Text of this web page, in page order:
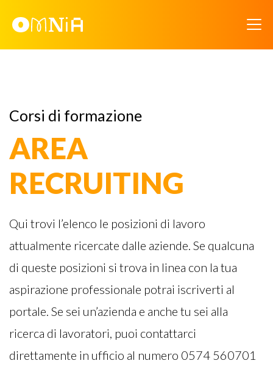
Corsi di formazione
AREA
RECRUITING
Qui trovi l’elenco le posizioni di lavoro
attualmente ricercate dalle aziende. Se qualcuna
di queste posizioni si trova in linea con la tua
aspirazione professionale potrai iscriverti al
portale. Se sei un’azienda e anche tu sei alla
ricerca di lavoratori, puoi contattarci
direttamente in ufficio al numero 0574 560701